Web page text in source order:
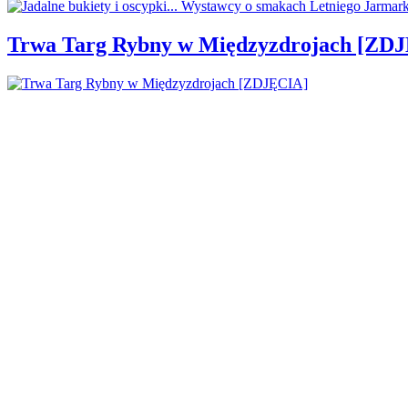
Trwa Targ Rybny w Międzyzdrojach